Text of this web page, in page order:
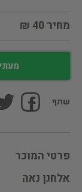
מחיר 40 ₪
שתף
פרטי המוכר
אלחנן נאה